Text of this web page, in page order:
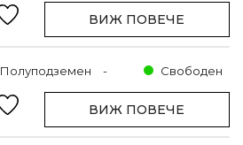
ВИЖ ПОВЕЧЕ
Полуподземен - Свободен
ВИЖ ПОВЕЧЕ